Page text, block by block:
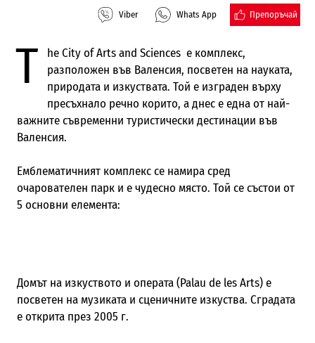
Viber Whats App Препоръчай
T
he City of Arts and Sciences е комплекс,
разположен във Валенсия, посветен на науката,
природата и изкуствата. Той е изграден върху
пресъхнало речно корито, а днес е една от най-
важните съвременни туристически дестинации във
Валенсия.
Емблематичният комплекс се намира сред
очарователен парк и е чудесно място. Той се състои от
5 основни елемента:
Домът на изкуството и операта (Palau de les Arts) е
посветен на музиката и сценичните изкуства. Сградата
е открита през 2005 г.